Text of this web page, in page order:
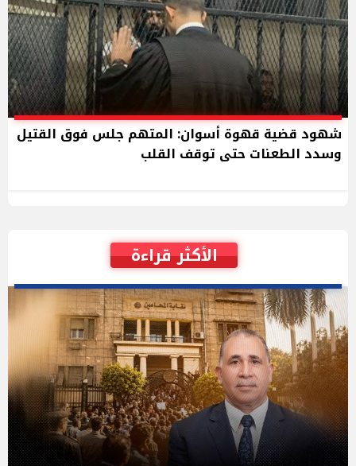
شهود قضية قهوة أسوان: المتهم جلس فوق القتيل
وسدد الطعنات حتى توقف القلب
الأكثر قراءة